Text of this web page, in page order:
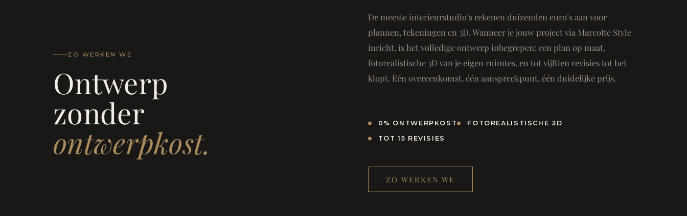
ZO WERKEN WE
Ontwerp
zonder
ontwerpkost.
De meeste interieurstudio’s rekenen duizenden euro’s aan voor
plannen, tekeningen en 3D. Wanneer je jouw project via Marcotte Style
inricht, is het volledige ontwerp inbegrepen: een plan op maat,
fotorealistische 3D van je eigen ruimtes, en tot vijftien revisies tot het
klopt. Eén overeenkomst, één aanspreekpunt, één duidelijke prijs.
0% ONTWERPKOST
FOTOREALISTISCHE 3D
TOT 15 REVISIES
ZO WERKEN WE